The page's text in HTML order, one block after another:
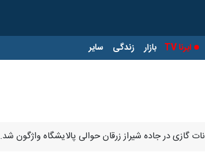
ایرنا TV بازار زندگی سایر
در جاده شیراز زرقان حوالی پالایشگاه واژگون شد.